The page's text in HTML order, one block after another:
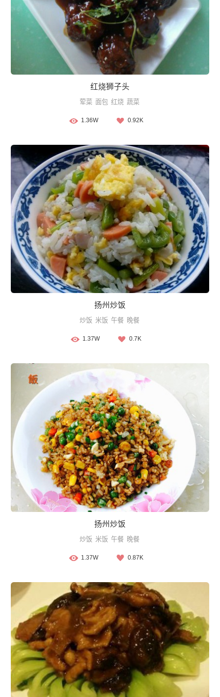
红烧狮子头
荤菜 面包 红烧 蔬菜
1.36W 0.92K
扬州炒饭
炒饭 米饭 午餐 晚餐
1.37W 0.7K
扬州炒饭
炒饭 米饭 午餐 晚餐
1.37W 0.87K